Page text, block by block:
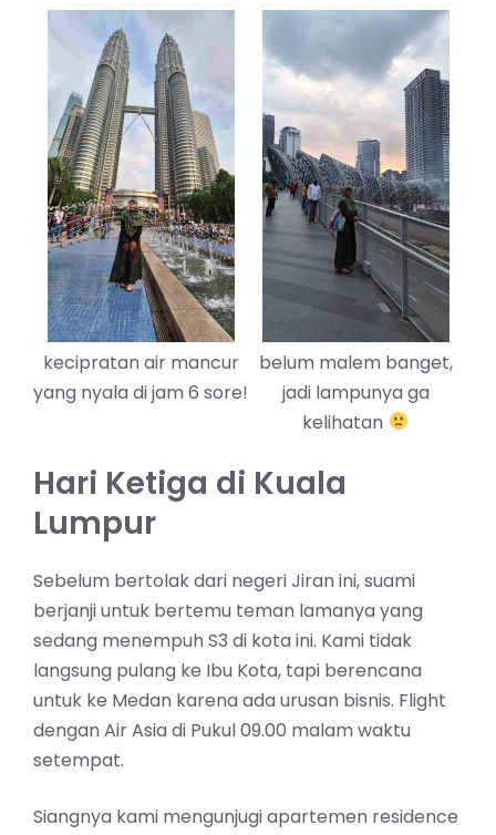
kecipratan air mancur
yang nyala di jam 6 sore!
belum malem banget,
jadi lampunya ga
kelihatan
Hari Ketiga di Kuala
Lumpur
Sebelum bertolak dari negeri Jiran ini, suami
berjanji untuk bertemu teman lamanya yang
sedang menempuh S3 di kota ini. Kami tidak
langsung pulang ke Ibu Kota, tapi berencana
untuk ke Medan karena ada urusan bisnis. Flight
dengan Air Asia di Pukul 09.00 malam waktu
setempat.
Siangnya kami mengunjugi apartemen residence